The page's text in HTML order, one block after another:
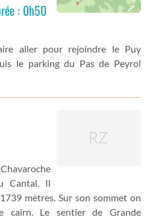
: 0h50
aller pour rejoindre le Puy
le parking du Pas de Peyrol
Cantal. Il
mètres. Sur son sommet on
cairn. Le sentier de Grande